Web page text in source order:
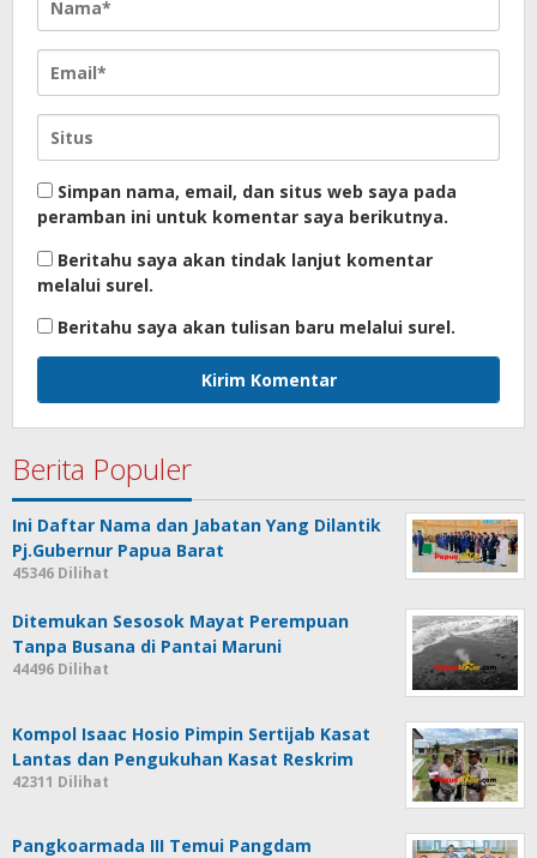
Simpan nama, email, dan situs web saya pada
peramban ini untuk komentar saya berikutnya.
Beritahu saya akan tindak lanjut komentar
melalui surel.
Beritahu saya akan tulisan baru melalui surel.
Berita Populer
Ini Daftar Nama dan Jabatan Yang Dilantik
Pj.Gubernur Papua Barat
45346 Dilihat
Ditemukan Sesosok Mayat Perempuan
Tanpa Busana di Pantai Maruni
44496 Dilihat
Kompol Isaac Hosio Pimpin Sertijab Kasat
Lantas dan Pengukuhan Kasat Reskrim
42311 Dilihat
Pangkoarmada III Temui Pangdam